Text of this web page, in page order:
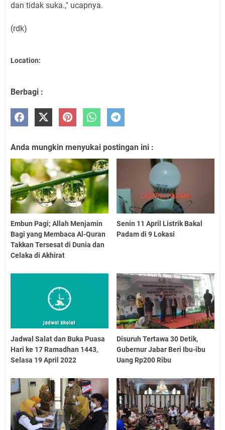
dan tidak suka.," ucapnya.
(rdk)
Location:
Berbagi :
Anda mungkin menyukai postingan ini :
Embun Pagi; Allah Menjamin
Bagi yang Membaca Al-Quran
Takkan Tersesat di Dunia dan
Celaka di Akhirat
Senin 11 April Listrik Bakal
Padam di 9 Lokasi
Jadwal Salat dan Buka Puasa
Hari ke 17 Ramadhan 1443,
Selasa 19 April 2022
Disuruh Tertawa 30 Detik,
Gubernur Jabar Beri Ibu-ibu
Uang Rp200 Ribu